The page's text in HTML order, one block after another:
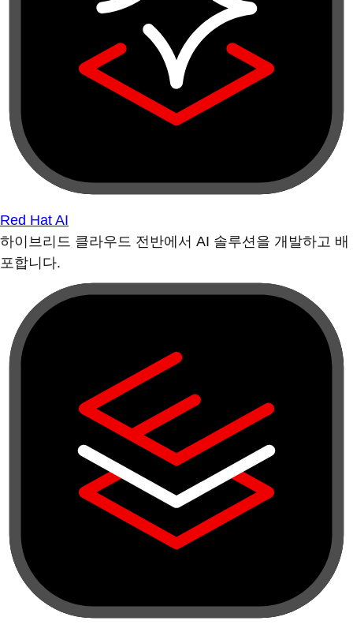
Red Hat AI
하이브리드 클라우드 전반에서 AI 솔루션을 개발하고 배
포합니다.